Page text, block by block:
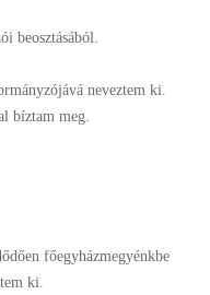
beosztásából.
neveztem ki.
bíztam meg.
főegyházmegyénkbe
ki.